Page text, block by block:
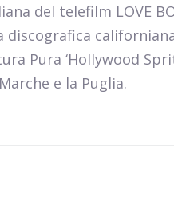
del telefilm LOVE
Pura ‘Hollywood
e la Puglia.